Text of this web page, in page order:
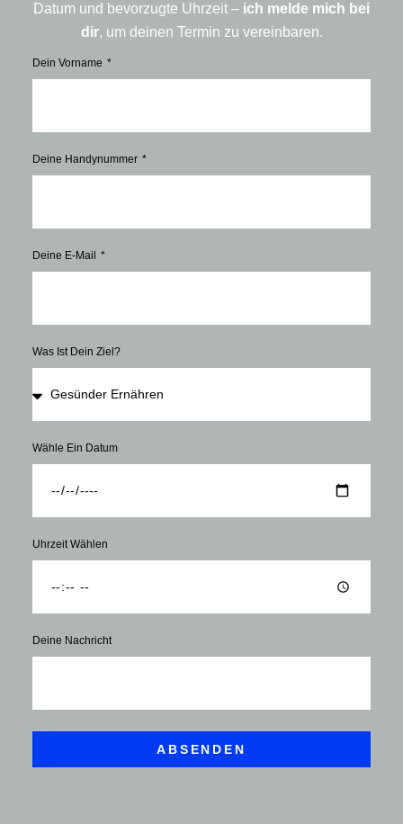
Datum und bevorzugte Uhrzeit – ich melde mich bei
dir, um deinen Termin zu vereinbaren.
Dein Vorname
Deine Handynummer
Deine E-Mail
Was Ist Dein Ziel?
Wähle Ein Datum
Uhrzeit Wählen
Deine Nachricht
ABSENDEN